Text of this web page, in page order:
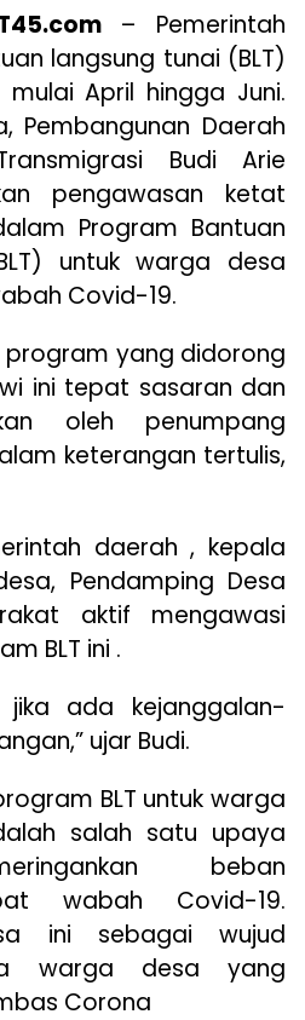
– Pemerintah
langsung tunai (BLT)
April hingga Juni.
Pembangunan Daerah
Budi Arie
pengawasan ketat
Program Bantuan
untuk warga desa
Covid-19.
program yang didorong
ini tepat sasaran dan
oleh penumpang
keterangan tertulis,
daerah , kepala
Pendamping Desa
aktif mengawasi
BLT ini .
jika ada kejanggalan-
ujar Budi.
BLT untuk warga
salah satu upaya
beban
wabah Covid-19.
ini sebagai wujud
warga desa yang
Corona